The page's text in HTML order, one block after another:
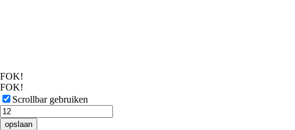
FOK!
FOK!
Scrollbar gebruiken
opslaan